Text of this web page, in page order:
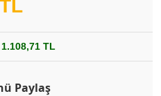
1.108,71 TL
Paylaş